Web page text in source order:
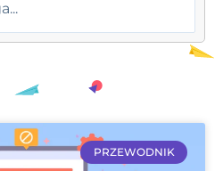
PRZEWODNIK